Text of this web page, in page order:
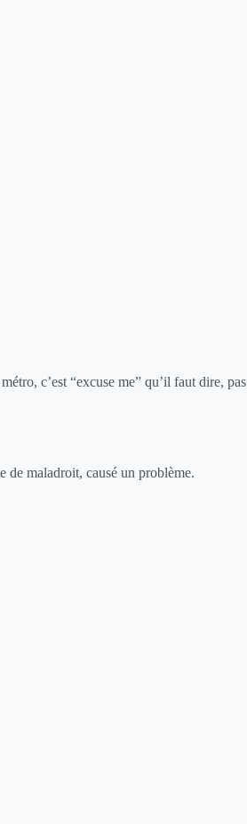
c’est “excuse me” qu’il faut dire,
de maladroit, causé un problème.